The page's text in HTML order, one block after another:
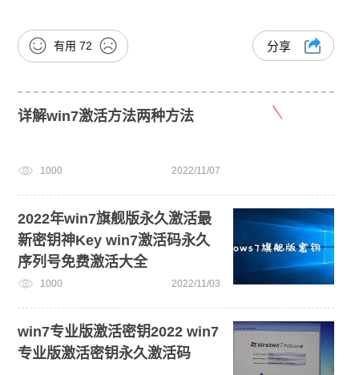
有用 72 分享
详解win7激活方法两种方法
1000 2022/11/07
2022年win7旗舰版永久激活最
新密钥神Key win7激活码永久
序列号免费激活大全
1000 2022/11/03
win7专业版激活密钥2022 win7
专业版激活密钥永久激活码